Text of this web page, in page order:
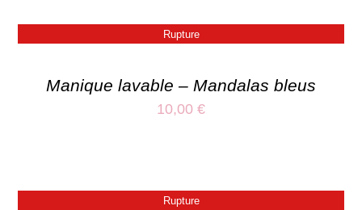
Rupture
Manique lavable – Mandalas bleus
10,00 €
Rupture